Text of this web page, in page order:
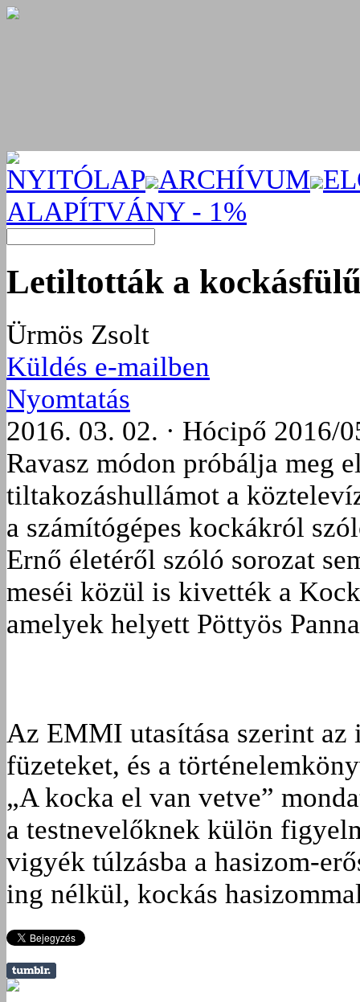
NYITÓLAP ARCHÍVUM
ALAPÍTVÁNY - 1%
Letiltották a
Ürmös Zsolt
Küldés e-mailben
Nyomtatás
2016. 03. 02. · Hócipő 2016/
Ravasz módon próbálja meg
tiltakozáshullámot a
a számítógépes kockákról
Ernő életéről szóló sorozat
meséi közül is kivették a
amelyek helyett Pöttyös
Az EMMI utasítása szerint
füzeteket, és a
„A kocka el van vetve”
a testnevelőknek külön
vigyék túlzásba a hasizom-
ing nélkül, kockás